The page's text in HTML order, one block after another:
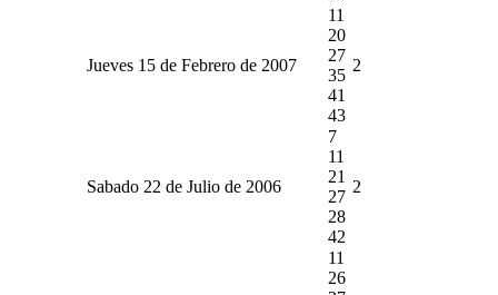
Jueves 15 de Febrero de 2007
11
20
27
35
41
43
2
Sabado 22 de Julio de 2006
7
11
21
27
28
42
2
11
26